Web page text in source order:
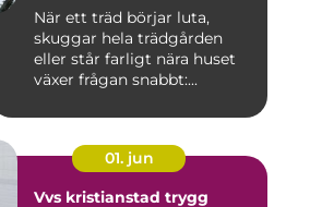
När ett träd börjar luta,
skuggar hela trädgården
eller står farligt nära huset
växer frågan snabbt:...
01. jun
Vvs kristianstad trygg